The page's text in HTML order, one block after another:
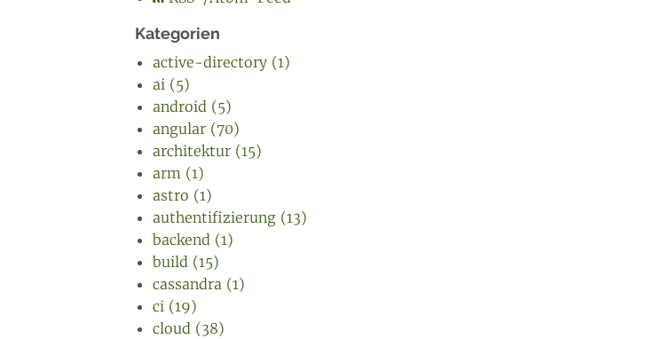
Kategorien
active-directory (1)
ai (5)
android (5)
angular (70)
architektur (15)
arm (1)
astro (1)
authentifizierung (13)
backend (1)
build (15)
cassandra (1)
ci (19)
cloud (38)